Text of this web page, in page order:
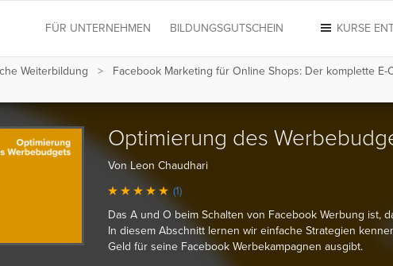
KURSE
FÜR UNTERNEHMEN BILDUNGSGUTSCHEIN
Weiterbildung Facebook Marketing für Online Shops: Der komplette
Optimierung des
Von Leon Chaudhari
(1)
Das A und O beim Schalten von Facebook Werbung ist,
In diesem Abschnitt lernen wir einfache Strategien
Geld für seine Facebook Werbekampagnen ausgibt.